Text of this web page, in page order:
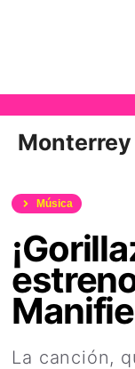
Música
La canción,